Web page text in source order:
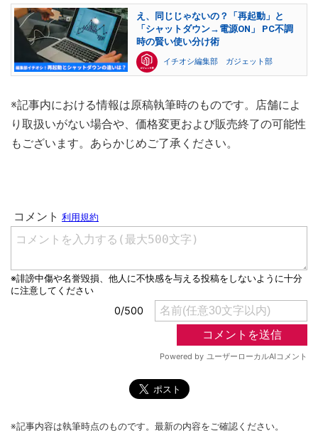
え、同じじゃないの？「再起動」と
「シャットダウン→電源ON」 PC不調
時の賢い使い分け術
イチオシ編集部 ガジェット部
※記事内における情報は原稿執筆時のものです。店舗によ
り取扱いがない場合や、価格変更および販売終了の可能性
もございます。あらかじめご了承ください。
※記事内容は執筆時点のものです。最新の内容をご確認ください。